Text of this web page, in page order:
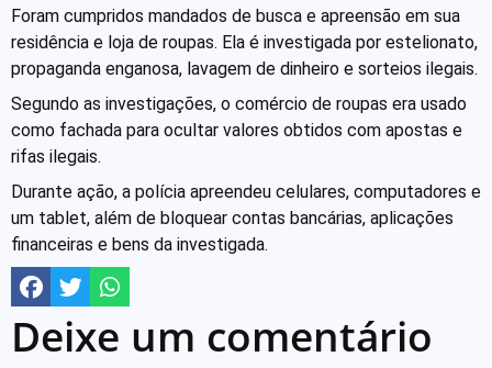
Foram cumpridos mandados de busca e apreensão em sua
residência e loja de roupas. Ela é investigada por estelionato,
propaganda enganosa, lavagem de dinheiro e sorteios ilegais.
Segundo as investigações, o comércio de roupas era usado
como fachada para ocultar valores obtidos com apostas e
rifas ilegais.
Durante ação, a polícia apreendeu celulares, computadores e
um tablet, além de bloquear contas bancárias, aplicações
financeiras e bens da investigada.
Deixe um comentário